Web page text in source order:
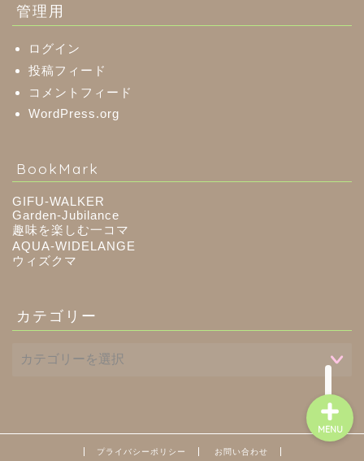
管理用
ログイン
投稿フィード
コメントフィード
WordPress.org
BookMark
GIFU-WALKER
Garden-Jubilance
趣味を楽しむ一コマ
AQUA-WIDELANGE
ウィズクマ
カテゴリー
プライバシーポリシー お問い合わせ
MENU
川辺町